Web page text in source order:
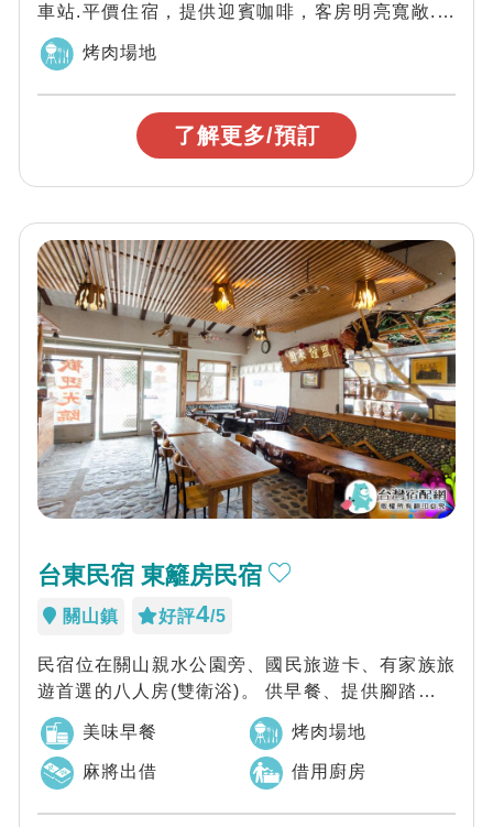
車站.平價住宿，提供迎賓咖啡，客房明亮寬敞.典
雅秀麗，獨立景觀陽台賞星空，在...
烤肉場地
了解更多/預訂
台東民宿 東籬房民宿
關山鎮 好評4/5
民宿位在關山親水公園旁、國民旅遊卡、有家族旅
遊首選的八人房(雙衛浴)。 供早餐、提供腳踏車、
烤肉場地、麻將休閒區。 東...
美味早餐 烤肉場地
麻將出借 借用廚房